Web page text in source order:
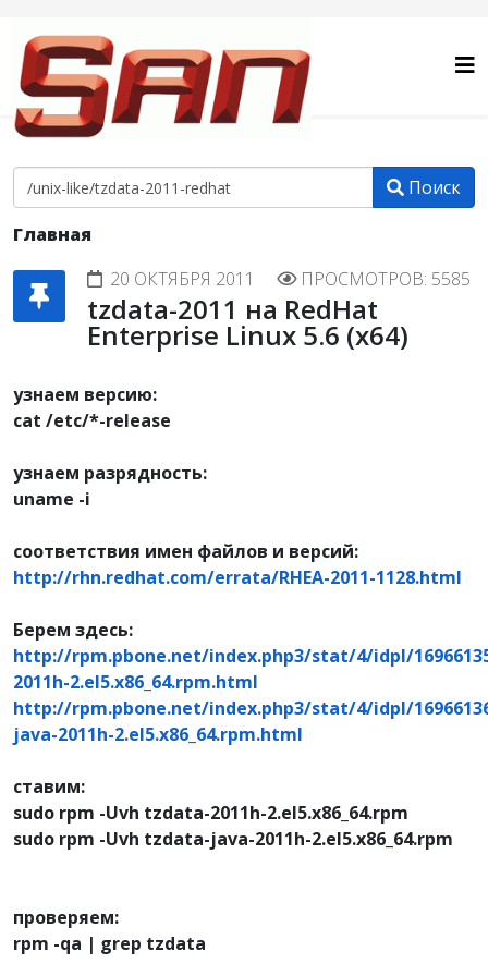
Поиск
Главная
20 ОКТЯБРЯ 2011
ПРОСМОТРОВ: 5585
tzdata-2011 на RedHat
Enterprise Linux 5.6 (x64)
узнаем версию:
cat /etc/*-release
узнаем разрядность:
uname -i
соответствия имен файлов и версий:
http://rhn.redhat.com/errata/RHEA-2011-1128.html
Берем здесь:
http://rpm.pbone.net/index.php3/stat/4/idpl/
2011h-2.el5.x86_64.rpm.html
http://rpm.pbone.net/index.php3/stat/4/idpl/
java-2011h-2.el5.x86_64.rpm.html
ставим:
sudo rpm -Uvh tzdata-2011h-2.el5.x86_64.rpm
sudo rpm -Uvh tzdata-java-2011h-2.el5.x86_64.rpm
проверяем:
rpm -qa | grep tzdata